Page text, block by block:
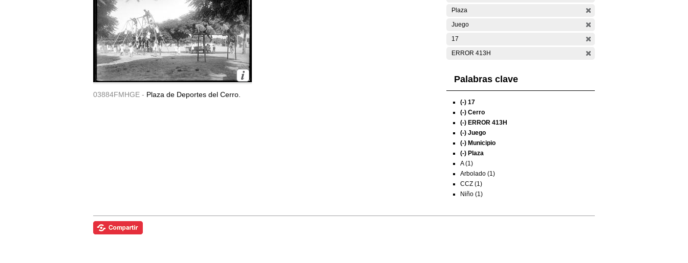
03884FMHGE - Plaza de Deportes del Cerro.
Plaza
Juego
17
ERROR 413H
Palabras clave
(-) 17
(-) Cerro
(-) ERROR 413H
(-) Juego
(-) Municipio
(-) Plaza
A (1)
Arbolado (1)
CCZ (1)
Niño (1)